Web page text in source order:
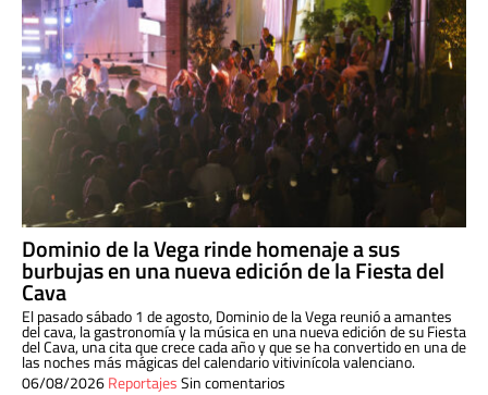
Dominio de la Vega rinde homenaje a sus
burbujas en una nueva edición de la Fiesta del
Cava
El pasado sábado 1 de agosto, Dominio de la Vega reunió a amantes
del cava, la gastronomía y la música en una nueva edición de su Fiesta
del Cava, una cita que crece cada año y que se ha convertido en una de
las noches más mágicas del calendario vitivinícola valenciano.
06/08/2026ReportajesSin comentarios